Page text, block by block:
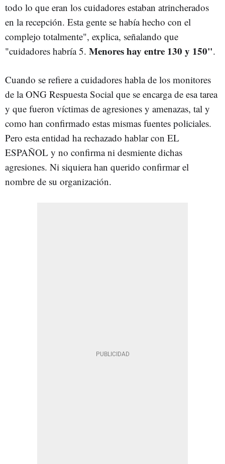
todo lo que eran los cuidadores estaban atrincherados
en la recepción. Esta gente se había hecho con el
complejo totalmente", explica, señalando que
"cuidadores habría 5. Menores hay entre 130 y 150".
Cuando se refiere a cuidadores habla de los monitores
de la ONG Respuesta Social que se encarga de esa tarea
y que fueron víctimas de agresiones y amenazas, tal y
como han confirmado estas mismas fuentes policiales.
Pero esta entidad ha rechazado hablar con EL
ESPAÑOL y no confirma ni desmiente dichas
agresiones. Ni siquiera han querido confirmar el
nombre de su organización.